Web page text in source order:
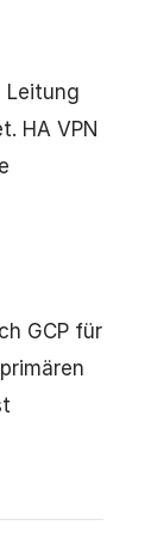
Leitung
HA VPN
GCP für